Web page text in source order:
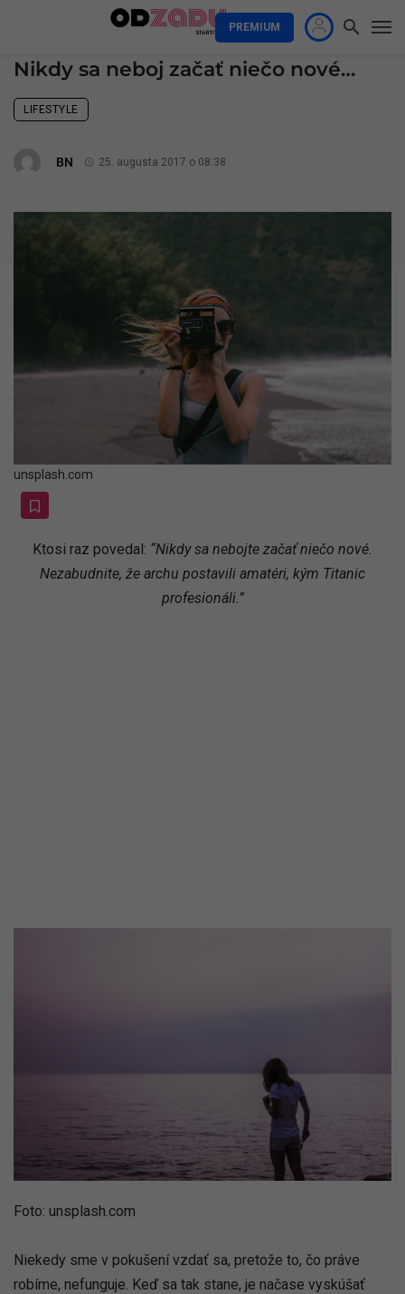
PREMIUM
Nikdy sa neboj začať niečo nové…
LIFESTYLE
BN 25. augusta 2017 o 08:38
unsplash.com
Ktosi raz povedal: “Nikdy sa nebojte začať niečo nové.
Nezabudnite, že archu postavili amatéri, kým Titanic
profesionáli.”
Foto: unsplash.com
Niekedy sme v pokušení vzdať sa, pretože to, čo práve
robíme, nefunguje. Keď sa tak stane, je načase vyskúšať